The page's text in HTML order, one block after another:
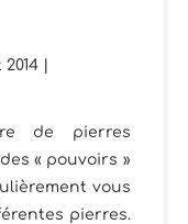
2014 |
de pierres
« pouvoirs »
vous
pierres.